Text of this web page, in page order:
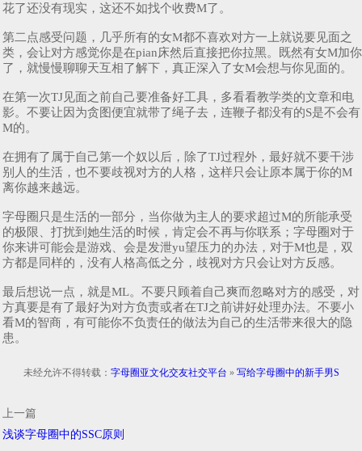
花了还没有现实，这还不如找个收费M了。
第二点感受问题，几乎所有的女M都不喜欢对方一上就说要见面之
类，会让对方感觉你是在pian床然后直接把你拉黑。既然有女M加你
了，就慢慢聊聊天互相了解下，真正深入了女M会想与你见面的。
在第一次TJ见面之前自己要准备好工具，多看看教学类的文章和电
影。不要让因为贪图便宜就带了绳子去，连鞭子都没有的S是不会有
M的。
在拥有了属于自己第一个奴以后，除了TJ过程外，最好就不要干涉
别人的生活，也不要歧视对方的人格，这样只会让原本属于你的M
离你越来越远。
字母圈只是生活的一部分，当你做为主人的要求超过M的所能承受
的极限、打扰到她生活的时候，肯定会不再与你联系；字母圈对于
你来讲可能会是游戏、会是发泄yu望压力的办法，对于M也是，双
方都是同样的，没有人格高低之分，歧视对方只会让对方反感。
最后想说一点，就是ML。不要只顾着自己爽而忽略对方的感受，对
方真要是有了最好为对方负责或者在TJ之前讲好处理办法。不要小
看M的智商，有可能你不负责任的做法为自己的生活带来很大的隐
患。
未经允许不得转载： 字母圈亚文化交友社交平台 » 写给字母圈中的新手男S
上一篇
浅谈字母圈中的SSC原则